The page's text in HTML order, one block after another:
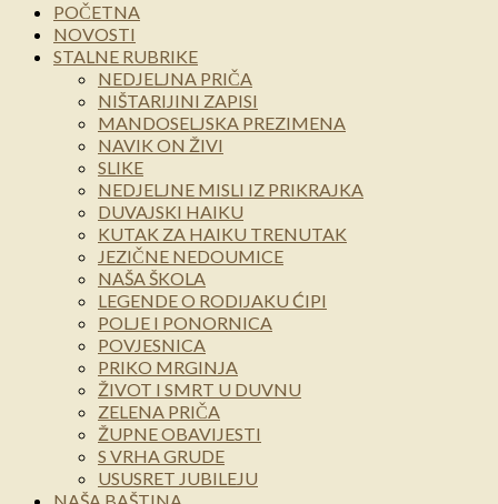
POČETNA
NOVOSTI
STALNE RUBRIKE
NEDJELJNA PRIČA
NIŠTARIJINI ZAPISI
MANDOSELJSKA PREZIMENA
NAVIK ON ŽIVI
SLIKE
NEDJELJNE MISLI IZ PRIKRAJKA
DUVAJSKI HAIKU
KUTAK ZA HAIKU TRENUTAK
JEZIČNE NEDOUMICE
NAŠA ŠKOLA
LEGENDE O RODIJAKU ĆIPI
POLJE I PONORNICA
POVJESNICA
PRIKO MRGINJA
ŽIVOT I SMRT U DUVNU
ZELENA PRIČA
ŽUPNE OBAVIJESTI
S VRHA GRUDE
USUSRET JUBILEJU